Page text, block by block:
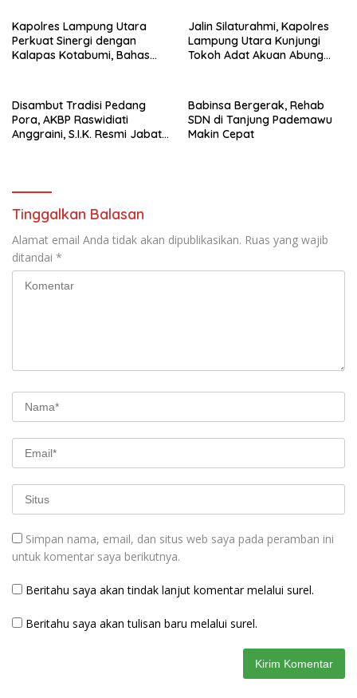
Kapolres Lampung Utara
Perkuat Sinergi dengan
Kalapas Kotabumi, Bahas
Jalin Silaturahmi, Kapolres
Lampung Utara Kunjungi
Tokoh Adat Akuan Abung
Disambut Tradisi Pedang
Pora, AKBP Raswidiati
Anggraini, S.I.K. Resmi Jabat
Babinsa Bergerak, Rehab
SDN di Tanjung Pademawu
Makin Cepat
Tinggalkan Balasan
Alamat email Anda tidak akan dipublikasikan. Ruas yang wajib
ditandai *
Simpan nama, email, dan situs web saya pada peramban ini
untuk komentar saya berikutnya.
Beritahu saya akan tindak lanjut komentar melalui surel.
Beritahu saya akan tulisan baru melalui surel.